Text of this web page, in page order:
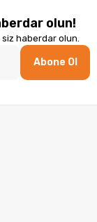
Olanakları
G2
görevlerde
olun!
haberdar olun.
Abone Ol